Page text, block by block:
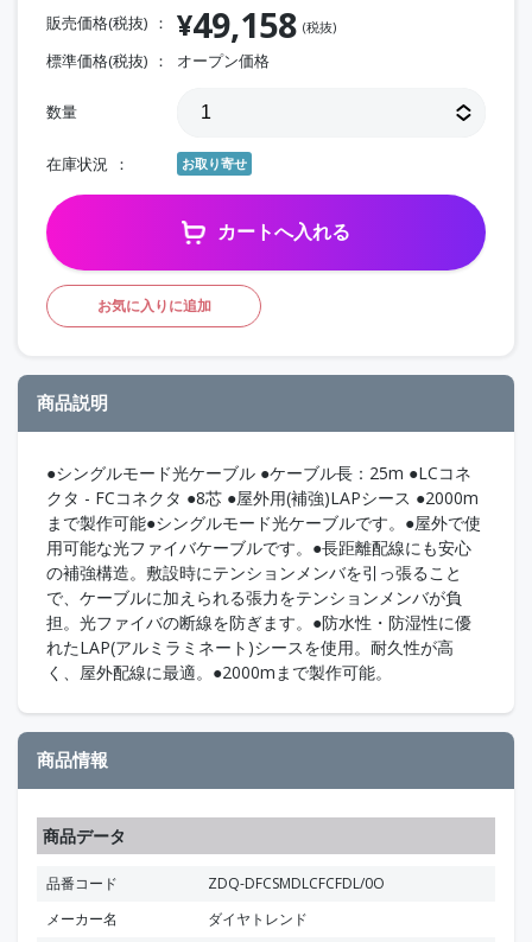
販売価格(税抜) ¥49,158 (税抜)
標準価格(税抜) オープン価格
数量
在庫状況 お取り寄せ
カートへ入れる
お気に入りに追加
商品説明
●シングルモード光ケーブル ●ケーブル長：25m ●LCコネ
クタ - FCコネクタ ●8芯 ●屋外用(補強)LAPシース ●2000m
まで製作可能●シングルモード光ケーブルです。●屋外で使
用可能な光ファイバケーブルです。●長距離配線にも安心
の補強構造。敷設時にテンションメンバを引っ張ること
で、ケーブルに加えられる張力をテンションメンバが負
担。光ファイバの断線を防ぎます。●防水性・防湿性に優
れたLAP(アルミラミネート)シースを使用。耐久性が高
く、屋外配線に最適。●2000mまで製作可能。
商品情報
商品データ
品番コード
ZDQ-DFCSMDLCFCFDL/0O
メーカー名
ダイヤトレンド